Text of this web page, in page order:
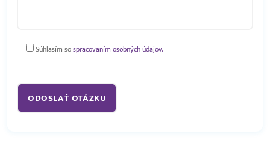
Súhlasím sospracovaním osobných údajov.